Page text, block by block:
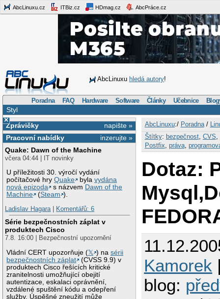
AbcLinuxu.cz ITBiz.cz HDmag.cz AbcPráce.cz
AbcLinuxu hledá autory!
Poradna FAQ Hardware Software Články Učebnice
Styl
×
napište »
Zprávičky
inzerujte »
Pracovní nabídky
Quake: Dawn of the Machine
včera 04:44 | IT novinky
U příležitosti 30. výročí vydání
počítačové hryQuake bylavydána
nová epizoda
s názvem Dawn of the
Machine
(Steam ).
Ladislav Hagara| Komentářů: 6
Série bezpečnostních záplat v
produktech Cisco
7.8. 16:00 | Bezpečnostní upozornění
Vládní CERT upozorňuje (𝕏 ) nasérii
bezpečnostních záplat
(CVSS 9.9) v
produktech Cisco řešících kritické
zranitelnosti umožňující obejití
autentizace, eskalaci oprávnění,
vzdálené spuštění kódu a odepření
služby. Úspěšné zneužití může
AbcLinuxu:/ Poradna/
Štítky: bezpečnost, CVS
Postfix práva,
Dotaz:
Kamorek
blog: